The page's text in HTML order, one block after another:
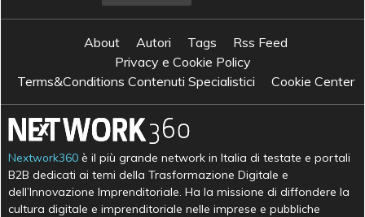
About Autori Tags
Rss Feed
Privacy e Cookie Policy
Terms&Conditions Contenuti Specialistici
Cookie Center
Nextwork360 è il più grande network in Italia di testate e portali
B2B dedicati ai temi della Trasformazione Digitale e
dell’Innovazione Imprenditoriale. Ha la missione di diffondere la
cultura digitale e imprenditoriale nelle imprese e pubbliche